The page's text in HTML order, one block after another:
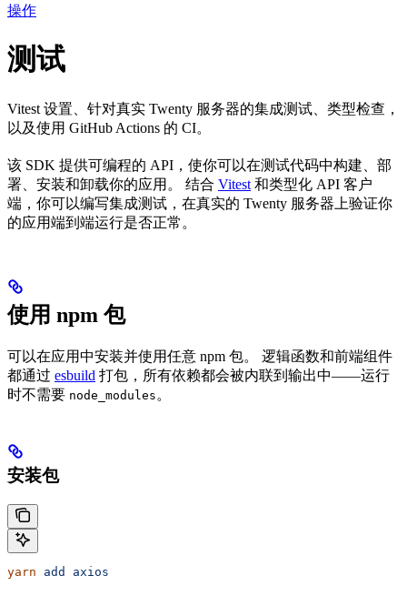
操作
测试
Vitest 设置、针对真实 Twenty 服务器的集成测试、类型检查，
以及使用 GitHub Actions 的 CI。
该 SDK 提供可编程的 API，使你可以在测试代码中构建、部
署、安装和卸载你的应用。 结合 Vitest 和类型化 API 客户
端，你可以编写集成测试，在真实的 Twenty 服务器上验证你
的应用端到端运行是否正常。
使用 npm 包
可以在应用中安装并使用任意 npm 包。 逻辑函数和前端组件
都通过 esbuild 打包，所有依赖都会被内联到输出中——运行
时不需要 node_modules 。
安装包
yarn add axios